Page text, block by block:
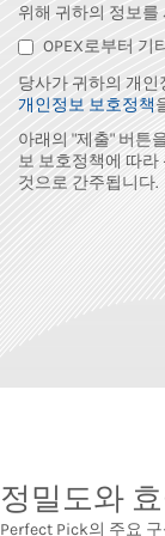
위해 귀하의 정보를
OPEX로부터 기
당사가 귀하의 개
개인정보 보호정책
아래의 "제출" 버튼
보 보호정책에 따
것으로 간주됩니다.
정밀도와
Perfect Pick의 주요